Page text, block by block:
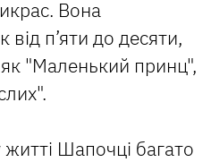
Вона
від п’яти до десяти,
"Маленький принц",
Шапочці багато